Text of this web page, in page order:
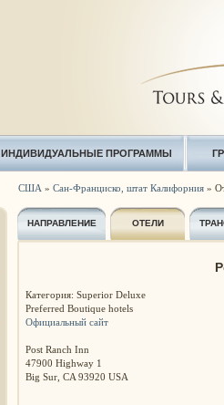
ИНДИВИДУАЛЬНЫЕ ПРОГРАММЫ
США » Сан-Франциско, штат Калифорния»
НАПРАВЛЕНИЕ ОТЕЛИ
Категория: Superior Deluxe
Preferred Boutique hotels
Официальный сайт
Post Ranch Inn
47900 Highway 1
Big Sur, CA 93920 USA